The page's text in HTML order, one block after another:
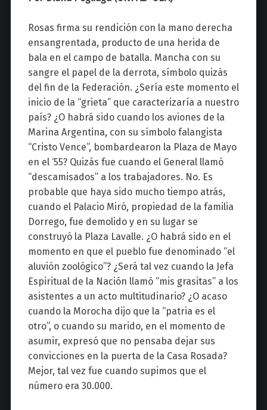
z
Rosas firma su rendición con la mano derecha
ensangrentada, producto de una herida de
bala en el campo de batalla. Mancha con su
sangre el papel de la derrota, símbolo quizás
del fin de la Federación. ¿Sería este momento el
inicio de la “grieta” que caracterizaría a nuestro
país? ¿O habrá sido cuando los aviones de la
Marina Argentina, con su símbolo falangista
“Cristo Vence”, bombardearon la Plaza de Mayo
en el ‘55? Quizás fue cuando el General llamó
“descamisados” a los trabajadores. No. Es
probable que haya sido mucho tiempo atrás,
cuando el Palacio Miró, propiedad de la familia
Dorrego, fue demolido y en su lugar se
construyó la Plaza Lavalle. ¿O habrá sido en el
momento en que el pueblo fue denominado “el
aluvión zoológico”? ¿Será tal vez cuando la Jefa
Espiritual de la Nación llamó “mis grasitas” a los
asistentes a un acto multitudinario? ¿O acaso
cuando la Morocha dijo que la “patria es el
otro”, o cuando su marido, en el momento de
asumir, expresó que no pensaba dejar sus
convicciones en la puerta de la Casa Rosada?
Mejor, tal vez fue cuando supimos que el
número era 30.000.